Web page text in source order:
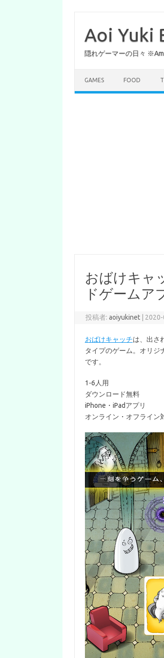
Aoi Yuki
隠れゲーマーの日々
GAMES FOOD
おばけキャ
ドゲームア
投稿者:aoiyukinet
おばけキャッチは、出さ
タイプのゲーム。オリジ
です。
1-6人用
ダウンロード無料
iPhone・iPadアプリ
オンライン・オフライン